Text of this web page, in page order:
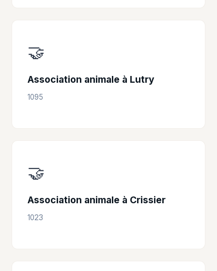
🤝
Association animale à Lutry
1095
🤝
Association animale à Crissier
1023